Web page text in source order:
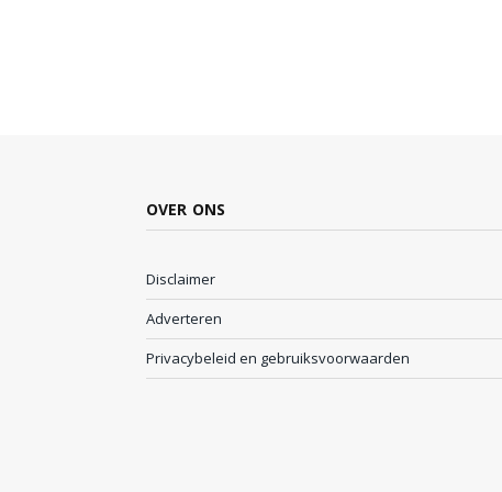
OVER ONS
Disclaimer
Adverteren
Privacybeleid en gebruiksvoorwaarden